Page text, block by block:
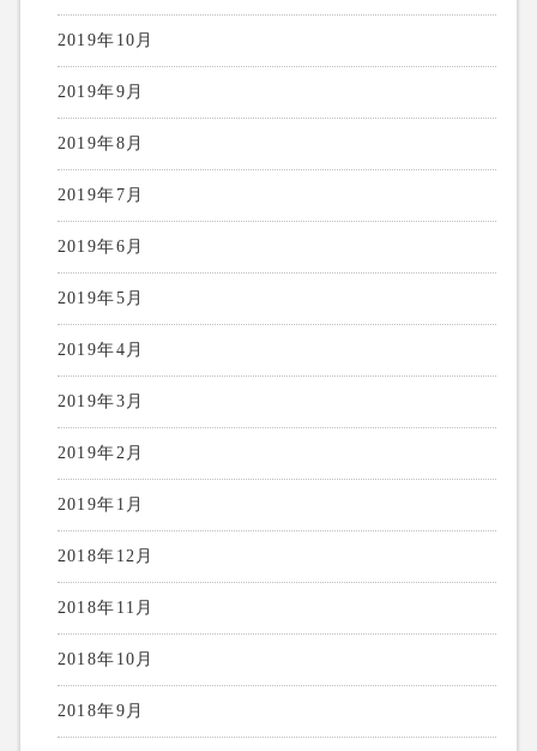
2019年10月
2019年9月
2019年8月
2019年7月
2019年6月
2019年5月
2019年4月
2019年3月
2019年2月
2019年1月
2018年12月
2018年11月
2018年10月
2018年9月